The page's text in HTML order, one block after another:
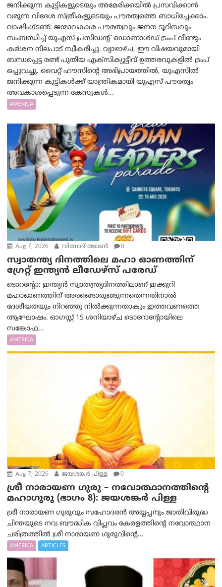
ജനിക്കുന്ന കുട്ടികളുടെയും അമേരിക്കയിൽ പ്രസവിക്കാൻ
വരുന്ന വിദേശ സ്ത്രീകളുടെയും പൗരത്വത്തെ ബാധിച്ചേക്കാം.
വാഷിംഗ്ടണ്‍: ജന്മാവകാശ പൗരത്വവും ജനന ടൂറിസവും
സംബന്ധിച്ച് യുഎസ് പ്രസിഡന്റ് ഡൊണാൾഡ് ട്രംപ് വീണ്ടും
കർശന നിലപാട് സ്വീകരിച്ചു. വ്യാഴാഴ്ച, ഈ വിഷയവുമായി
ബന്ധപ്പെട്ട രണ്ട് പുതിയ എക്സിക്യൂട്ടീവ് ഉത്തരവുകളിൽ ട്രംപ്
ഒപ്പുവച്ചു. വൈറ്റ് ഹൗസിന്റെ അഭിപ്രായത്തിൽ, യുഎസിൽ
ജനിക്കുന്ന കുട്ടികൾക്ക് യാന്ത്രികമായി യുഎസ് പൗരത്വം
അവകാശപ്പെടുന്ന കേസുകൾ...
AMERICA
Aug 7, 2026 വിനോദ് ജോൺ 0
സ്വാതന്ത്യ ദിനത്തിലെ മഹാ ഓണത്തിന്
ഗ്രേറ്റ് ഇന്ത്യൻ ലീഡേഴ്സ് പരേഡ്
ടൊറന്റോ: ഇന്ത്യൻ സ്വാതന്ത്ര്യദിനത്തിലാണ് ഇക്കുറി
മഹാഓണത്തിന് അരങ്ങൊരുങ്ങുന്നതെന്നതിനാൽ
ദേശീയതയും നിറഞ്ഞു നിൽക്കുന്നതാകും ഇത്തവണത്തെ
ആഘോഷം. ഓഗസ്റ്റ് 15 ശനിയാഴ്ച ടൊറോന്റോയിലെ
സങ്കോഫ...
AMERICA
Aug 7, 2026 ജയശങ്കര്‍ പിള്ള 0
ശ്രീ നാരായണ ഗുരു – നവോത്ഥാനത്തിന്റെ
മഹാഗുരു (ഭാഗം 8): ജയശങ്കര്‍ പിള്ള
ശ്രീ നാരായണ ഗുരുവും സഹോദരൻ അയ്യപ്പനും ജാതിവിരുദ്ധ
ചിന്തയുടെ നവ ബൗദ്ധിക വിപ്ലവം കേരളത്തിന്റെ നവോത്ഥാന
ചരിത്രത്തിൽ ശ്രീ നാരായണ ഗുരുവിന്റെ...
AMERICA ARTICLES